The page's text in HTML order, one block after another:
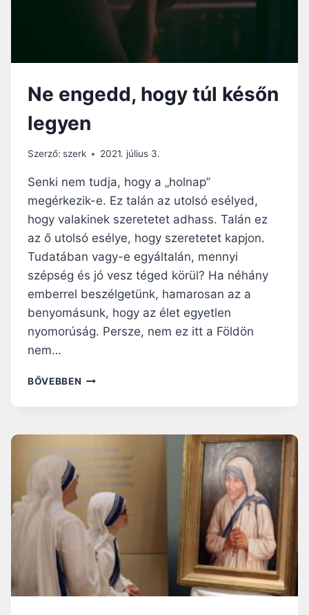
Ne engedd, hogy túl későn
legyen
Szerző: szerk 2021. július 3.
Senki nem tudja, hogy a „holnap”
megérkezik-e. Ez talán az utolsó esélyed,
hogy valakinek szeretetet adhass. Talán ez
az ő utolsó esélye, hogy szeretetet kapjon.
Tudatában vagy-e egyáltalán, mennyi
szépség és jó vesz téged körül? Ha néhány
emberrel beszélgetünk, hamarosan az a
benyomásunk, hogy az élet egyetlen
nyomorúság. Persze, nem ez itt a Földön
nem…
BŐVEBBEN NE
KÉSŐN